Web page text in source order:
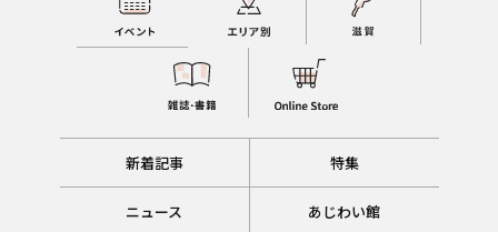
新着記事 特集
ニュース あじわい館